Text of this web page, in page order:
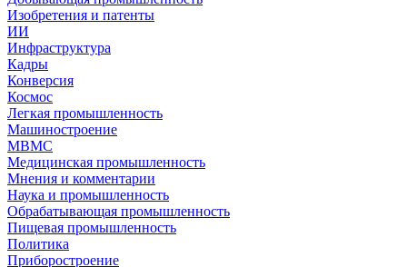
Изобретения и патенты
ИИ
Инфраструктура
Кадры
Конверсия
Космос
Легкая промышленность
Машиностроение
МВМС
Медицинская промышленность
Мнения и комментарии
Наука и промышленность
Обрабатывающая промышленность
Пищевая промышленность
Политика
Приборостроение